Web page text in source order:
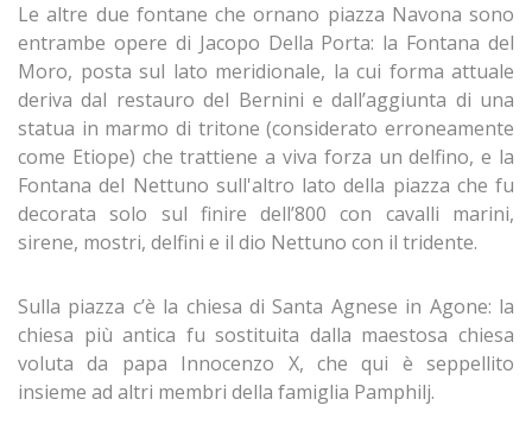
Le altre due fontane che ornano piazza Navona sono
entrambe opere di Jacopo Della Porta: la Fontana del
Moro, posta sul lato meridionale, la cui forma attuale
deriva dal restauro del Bernini e dall’aggiunta di una
statua in marmo di tritone (considerato erroneamente
come Etiope) che trattiene a viva forza un delfino, e la
Fontana del Nettuno sull'altro lato della piazza che fu
decorata solo sul finire dell’800 con cavalli marini,
sirene, mostri, delfini e il dio Nettuno con il tridente.
Sulla piazza c’è la chiesa di Santa Agnese in Agone: la
chiesa più antica fu sostituita dalla maestosa chiesa
voluta da papa Innocenzo X, che qui è seppellito
insieme ad altri membri della famiglia Pamphilj.